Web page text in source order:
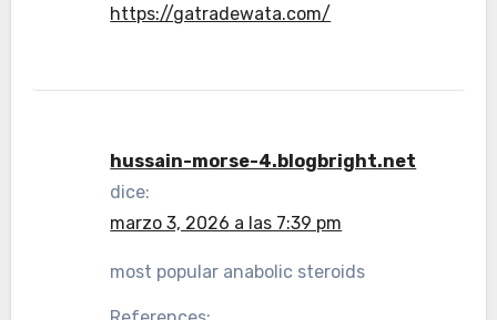
https://gatradewata.com/
hussain-morse-4.blogbright.net
dice:
marzo 3, 2026 a las 7:39 pm
most popular anabolic steroids